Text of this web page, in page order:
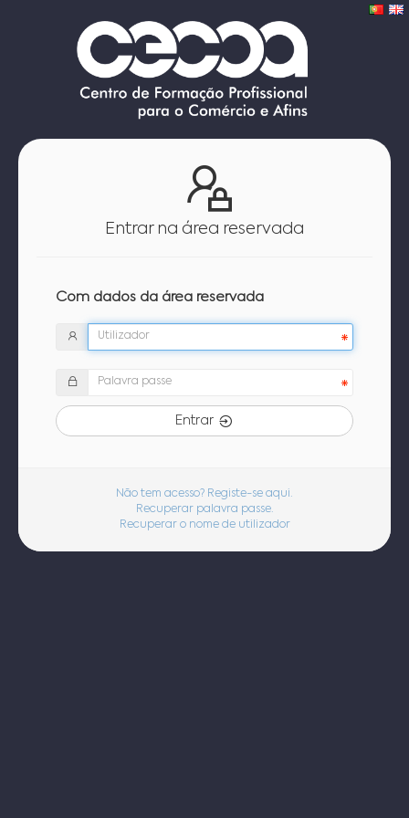
Entrar na área reservada
Com dados da área reservada
Entrar
Não tem acesso? Registe-se aqui.
Recuperar palavra passe.
Recuperar o nome de utilizador